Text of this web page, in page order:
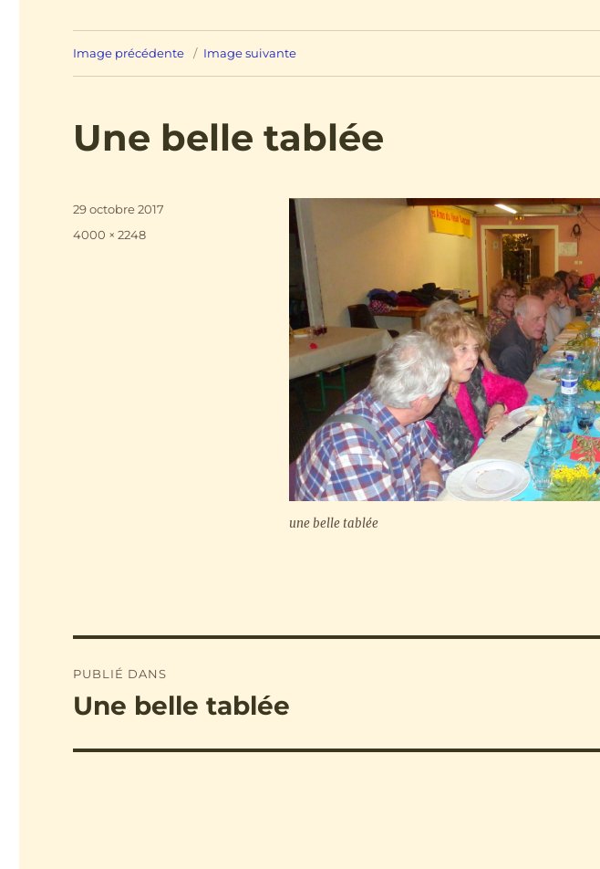
Image précédente Image suivante
Une belle tablée
une belle tablée
Publié
29 octobre 2017
Taille
4000 × 2248
de
PUBLIÉ DANS
Une belle tablée